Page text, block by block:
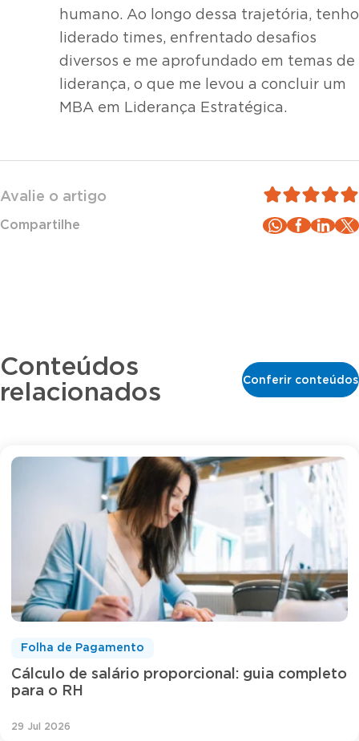
humano. Ao longo dessa trajetória, tenho
liderado times, enfrentado desafios
diversos e me aprofundado em temas de
liderança, o que me levou a concluir um
MBA em Liderança Estratégica.
Avalie o artigo
Compartilhe
Conteúdos
relacionados
Conferir conteúdos
Cálculo de salário proporcional: guia completo
para o RH
Folha de Pagamento
29 Jul 2026